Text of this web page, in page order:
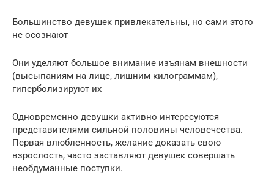
Большинство девушек привлекательны, но сами этого
не осознают
Они уделяют большое внимание изъянам внешности
(высыпаниям на лице, лишним килограммам),
гиперболизируют их
Одновременно девушки активно интересуются
представителями сильной половины человечества.
Первая влюбленность, желание доказать свою
взрослость, часто заставляют девушек совершать
необдуманные поступки.